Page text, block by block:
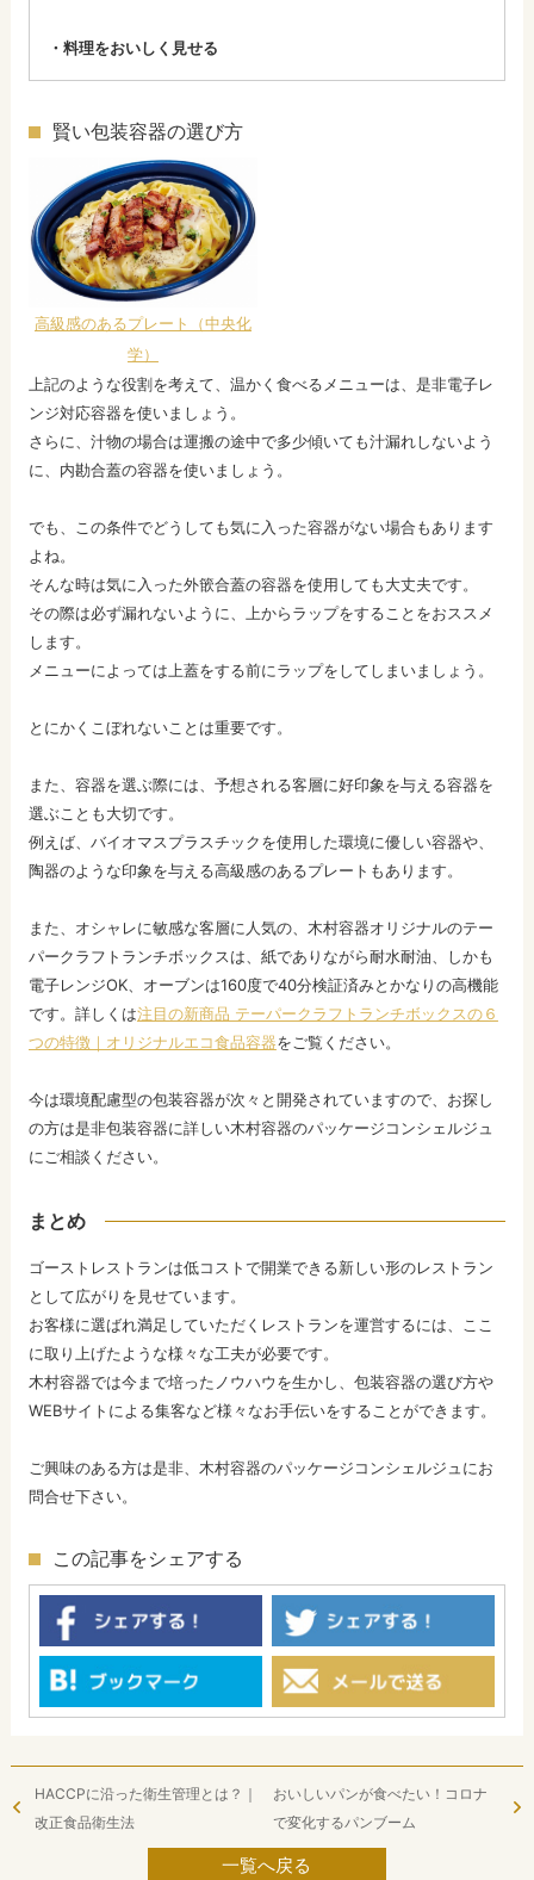
・料理をおいしく見せる
賢い包装容器の選び方
高級感のあるプレート（中央化
学）
上記のような役割を考えて、温かく食べるメニューは、是非電子レ
ンジ対応容器を使いましょう。
さらに、汁物の場合は運搬の途中で多少傾いても汁漏れしないよう
に、内勘合蓋の容器を使いましょう。
でも、この条件でどうしても気に入った容器がない場合もあります
よね。
そんな時は気に入った外篏合蓋の容器を使用しても大丈夫です。
その際は必ず漏れないように、上からラップをすることをおススメ
します。
メニューによっては上蓋をする前にラップをしてしまいましょう。
とにかくこぼれないことは重要です。
また、容器を選ぶ際には、予想される客層に好印象を与える容器を
選ぶことも大切です。
例えば、バイオマスプラスチックを使用した環境に優しい容器や、
陶器のような印象を与える高級感のあるプレートもあります。
また、オシャレに敏感な客層に人気の、木村容器オリジナルのテー
パークラフトランチボックスは、紙でありながら耐水耐油、しかも
電子レンジOK、オーブンは160度で40分検証済みとかなりの高機能
です。詳しくは注目の新商品 テーパークラフトランチボックスの６
つの特徴｜オリジナルエコ食品容器をご覧ください。
今は環境配慮型の包装容器が次々と開発されていますので、お探し
の方は是非包装容器に詳しい木村容器のパッケージコンシェルジュ
にご相談ください。
まとめ
ゴーストレストランは低コストで開業できる新しい形のレストラン
として広がりを見せています。
お客様に選ばれ満足していただくレストランを運営するには、ここ
に取り上げたような様々な工夫が必要です。
木村容器では今まで培ったノウハウを生かし、包装容器の選び方や
WEBサイトによる集客など様々なお手伝いをすることができます。
ご興味のある方は是非、木村容器のパッケージコンシェルジュにお
問合せ下さい。
この記事をシェアする
HACCPに沿った衛生管理とは？｜
改正食品衛生法
一覧へ戻る
おいしいパンが食べたい！コロナ
で変化するパンブーム